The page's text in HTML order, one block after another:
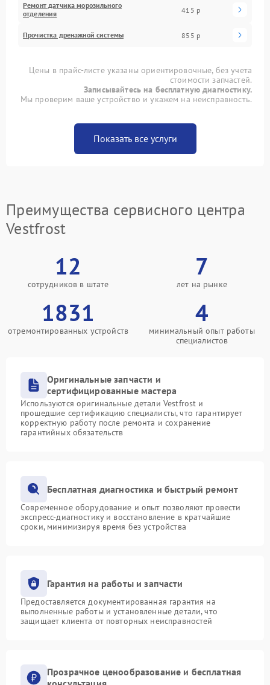
Ремонт датчика морозильного
отделения
415 р
Прочистка дренажной системы 855 р
Цены в прайс-листе указаны ориентировочные, без учета
стоимости запчастей.
Записывайтесь на бесплатную диагностику.
Мы проверим ваше устройство и укажем на неисправность.
Показать все услуги
Преимущества сервисного центра
Vestfrost
12
сотрудников в штате
7
лет на рынке
1831
отремонтированных устройств
4
минимальный опыт работы
специалистов
Оригинальные запчасти и
сертифицированные мастера
Используются оригинальные детали Vestfrost и
прошедшие сертификацию специалисты, что гарантирует
корректную работу после ремонта и сохранение
гарантийных обязательств
Бесплатная диагностика и быстрый ремонт
Современное оборудование и опыт позволяют провести
экспресс-диагностику и восстановление в кратчайшие
сроки, минимизируя время без устройства
Гарантия на работы и запчасти
Предоставляется документированная гарантия на
выполненные работы и установленные детали, что
защищает клиента от повторных неисправностей
Прозрачное ценообразование и бесплатная